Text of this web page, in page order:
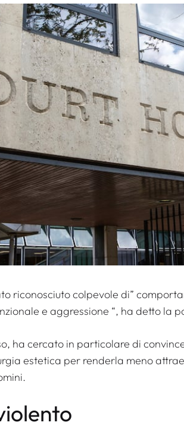
riconosciuto colpevole di”
e aggressione “, ha detto la
ha cercato in particolare di
estetica per renderla meno